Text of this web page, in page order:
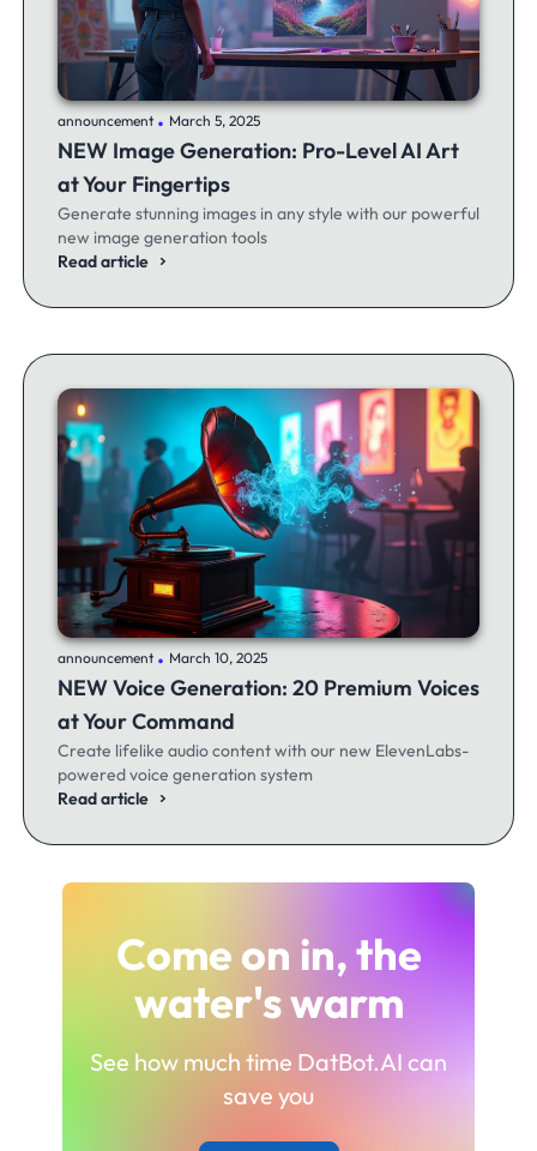
announcement .March 5, 2025
NEW Image Generation: Pro-Level AI Art
at Your Fingertips
Generate stunning images in any style with our powerful
new image generation tools
Read article
announcement .March 10, 2025
NEW Voice Generation: 20 Premium Voices
at Your Command
Create lifelike audio content with our new ElevenLabs-
powered voice generation system
Read article
Come on in, the
water's warm
See how much time DatBot.AI can
save you